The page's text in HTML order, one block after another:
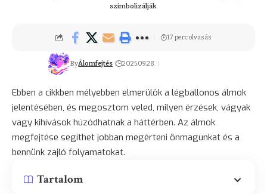
szimbolizálják.
ByÁlomfejtés 2025.09.28.
17 perc olvasás
Ebben a cikkben mélyebben elmerülök a légballonos álmok
jelentésében, és megosztom veled, milyen érzések, vágyak
vagy kihívások húzódhatnak a háttérben. Az álmok
megfejtése segíthet jobban megérteni önmagunkat és a
bennünk zajló folyamatokat.
Tartalom